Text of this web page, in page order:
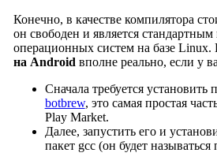
Конечно, в качестве компилятора
он свободен и является
операционных систем на базе Linux.
на Android вполне реально, если у
Сначала требуется
botbrew, это самая простая
Play Market.
Далее, запустить его и
пакет gcc (он будет